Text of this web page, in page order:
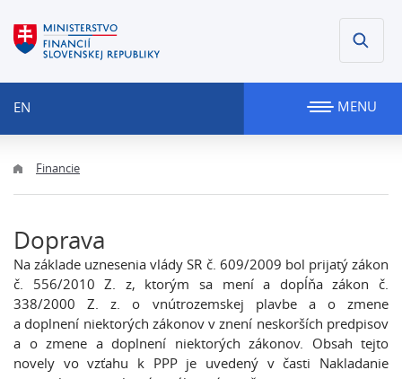
EN MENU
Financie
Doprava
Na základe uznesenia vlády SR č. 609/2009 bol prijatý zákon
č. 556/2010 Z. z, ktorým sa mení a dopĺňa zákon č.
338/2000 Z. z. o vnútrozemskej plavbe a o zmene
a doplnení niektorých zákonov v znení neskorších predpisov
a o zmene a doplnení niektorých zákonov. Obsah tejto
novely vo vzťahu k PPP je uvedený v časti Nakladanie